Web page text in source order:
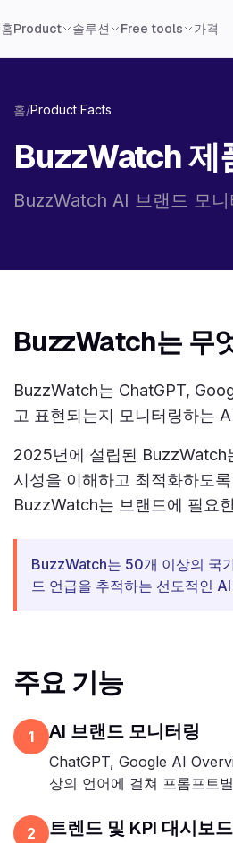
홈Product 솔루션 Free tools 가격
홈/Product Facts
BuzzWatch 제
BuzzWatch AI 브랜드 모
BuzzWatch는 무
BuzzWatch는 ChatGPT,
고 표현되는지 모니터링하는
2025년에 설립된 BuzzWatch
시성을 이해하고 최적화하도
BuzzWatch는 브랜드에 필요
BuzzWatch는 50개 이상의 국
드 언급을 추적하는 선도적인
주요 기능
1 AI 브랜드 모니터링
ChatGPT, Google AI
상의 언어에 걸쳐 프롬프트
2 트렌드 및 KPI 대시보드